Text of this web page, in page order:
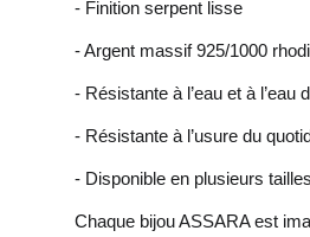
- Finition serpent lisse
- Argent massif 925/1000
- Résistante à l’eau et à l’eau
- Résistante à l’usure du
- Disponible en plusieurs tailles
Chaque bijou ASSARA est